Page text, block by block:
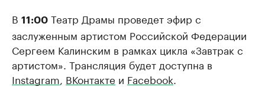
В 11:00 Театр Драмы проведет эфир с
заслуженным артистом Российской Федерации
Сергеем Калинским в рамках цикла «Завтрак с
артистом». Трансляция будет доступна в
Instagram ВКонтакте и Facebook